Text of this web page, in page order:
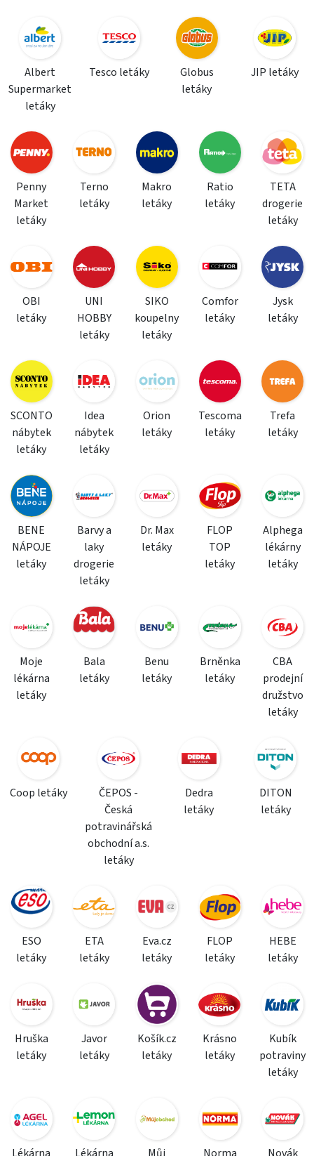
Albert
Supermarket
letáky
Tesco letáky
Globus
letáky
JIP letáky
Penny
Market
letáky
Terno
letáky
Makro
letáky
Ratio
letáky
TETA
drogerie
letáky
OBI
letáky
UNI
HOBBY
letáky
SIKO
koupelny
letáky
Comfor
letáky
Jysk
letáky
SCONTO
nábytek
letáky
Idea
nábytek
letáky
Orion
letáky
Tescoma
letáky
Trefa
letáky
BENE
NÁPOJE
letáky
Barvy a
laky
drogerie
letáky
Dr. Max
letáky
FLOP
TOP
letáky
Alphega
lékárny
letáky
Moje
lékárna
letáky
Bala
letáky
Benu
letáky
Brněnka
letáky
CBA
prodejní
družstvo
letáky
Coop letáky
ČEPOS -
Česká
potravinářská
obchodní a.s.
letáky
Dedra
letáky
DITON
letáky
ESO
letáky
ETA
letáky
Eva.cz
letáky
FLOP
letáky
HEBE
letáky
Hruška
letáky
Javor
letáky
Košík.cz
letáky
Krásno
letáky
Kubík
potraviny
letáky